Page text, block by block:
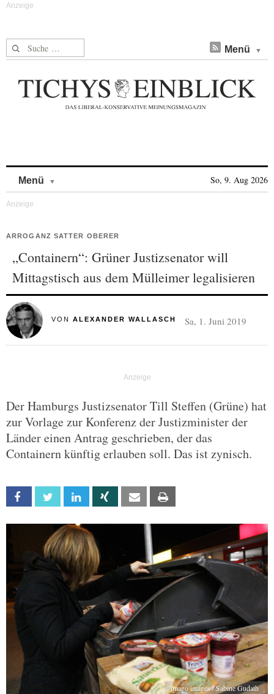
Suche nach: Menü
Menü So, 9. Aug 2026
ARROGANZ SATTER OBERER
„Containern“: Grüner Justizsenator will
Mittagstisch aus dem Mülleimer legalisieren
VON ALEXANDER WALLASCH Sa, 1. Juni 2019
Der Hamburgs Justizsenator Till Steffen (Grüne) hat
zur Vorlage zur Konferenz der Justizminister der
Länder einen Antrag geschrieben, der das
Containern künftig erlauben soll. Das ist zynisch.
Facebook Twitter Linkedin Xing Email
imago images / Sabine Gudath